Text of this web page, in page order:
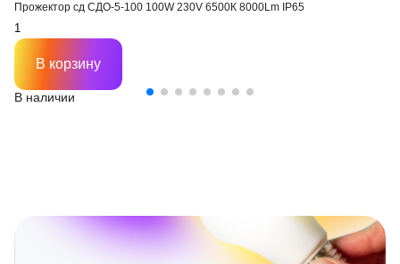
Прожектор сд СДО-5-100 100W 230V 6500К 8000Lm IP65
В наличии
В корзину